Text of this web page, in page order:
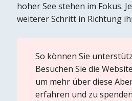
hoher See stehen im Fokus.
weiterer Schritt in Richtung
So können Sie
Besuchen Sie die Website
um mehr über diese
erfahren und zu